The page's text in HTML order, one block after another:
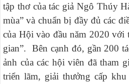
tập thơ của tác giả Ngô Thúy
mùa” và chuẩn bị đầy đủ các
của Hội vào đầu năm 2020 với
gian”. Bên cạnh đó, gần 200
ảnh của các hội viên đã tham
triển lãm, giải thưởng cấp